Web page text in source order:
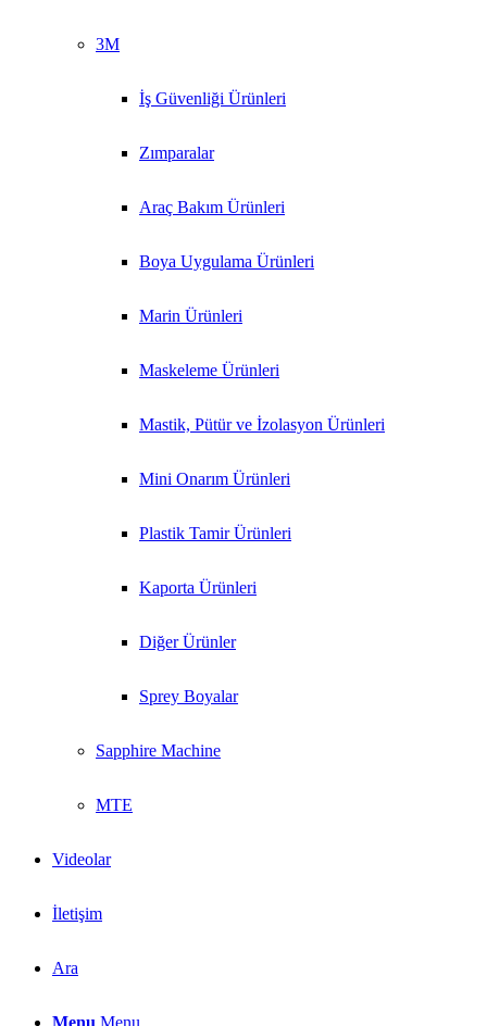
3M
İş Güvenliği Ürünleri
Zımparalar
Araç Bakım Ürünleri
Boya Uygulama Ürünleri
Marin Ürünleri
Maskeleme Ürünleri
Mastik, Pütür ve İzolasyon Ürünleri
Mini Onarım Ürünleri
Plastik Tamir Ürünleri
Kaporta Ürünleri
Diğer Ürünler
Sprey Boyalar
Sapphire Machine
MTE
Videolar
İletişim
Ara
Menu Menu